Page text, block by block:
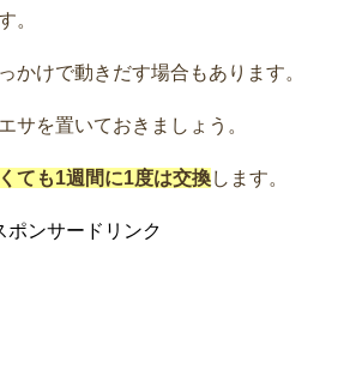
。
かけで動きだす場合もあります。
サを置いておきましょう。
ても1週間に1度は交換します。
ポンサードリンク